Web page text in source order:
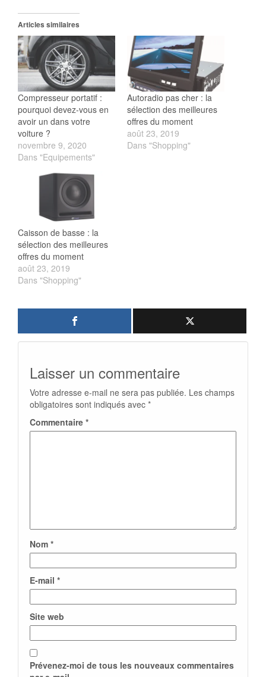
Articles similaires
Compresseur portatif :
pourquoi devez-vous en
avoir un dans votre
voiture ?
novembre 9, 2020
Dans "Equipements"
Autoradio pas cher : la
sélection des meilleures
offres du moment
août 23, 2019
Dans "Shopping"
Caisson de basse : la
sélection des meilleures
offres du moment
août 23, 2019
Dans "Shopping"
Laisser un commentaire
Votre adresse e-mail ne sera pas publiée. Les champs
obligatoires sont indiqués avec *
Commentaire *
Nom *
E-mail *
Site web
Prévenez-moi de tous les nouveaux commentaires